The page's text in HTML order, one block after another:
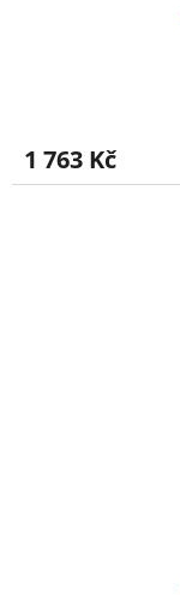
1 763 Kč